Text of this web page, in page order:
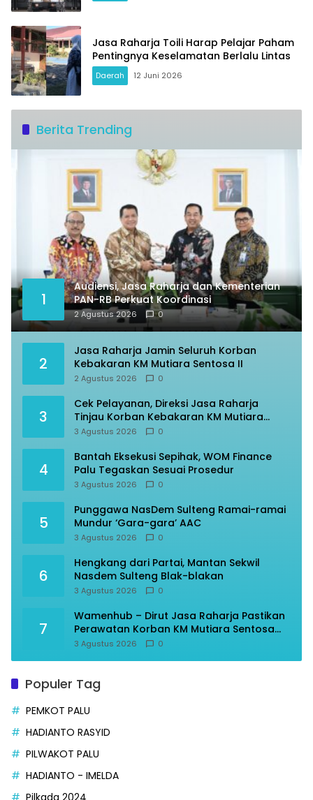
Jasa Raharja Toili Harap Pelajar Paham
Pentingnya Keselamatan Berlalu Lintas
Daerah 12 Juni 2026
Berita Trending
1
Audiensi, Jasa Raharja dan Kementerian
PAN-RB Perkuat Koordinasi
2 Agustus 2026 0
2
Jasa Raharja Jamin Seluruh Korban
Kebakaran KM Mutiara Sentosa II
2 Agustus 2026 0
3
Cek Pelayanan, Direksi Jasa Raharja
Tinjau Korban Kebakaran KM Mutiara
Sentosa II
3 Agustus 2026 0
4
Bantah Eksekusi Sepihak, WOM Finance
Palu Tegaskan Sesuai Prosedur
3 Agustus 2026 0
5
Punggawa NasDem Sulteng Ramai-ramai
Mundur ‘Gara-gara’ AAC
3 Agustus 2026 0
6
Hengkang dari Partai, Mantan Sekwil
Nasdem Sulteng Blak-blakan
3 Agustus 2026 0
7
Wamenhub – Dirut Jasa Raharja Pastikan
Perawatan Korban KM Mutiara Sentosa
Optimal
3 Agustus 2026 0
Populer Tag
PEMKOT PALU
HADIANTO RASYID
PILWAKOT PALU
HADIANTO - IMELDA